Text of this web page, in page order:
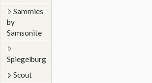
Sammies
by
Samsonite
Spiegelburg
Scout